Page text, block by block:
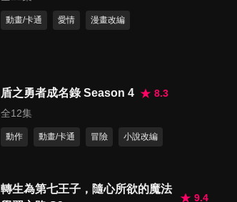
第11集 胸口鬱悶
第12集 幸福
動畫/卡通 愛情 漫畫改編
盾之勇者成名錄 Season 4
8.3
全12集
動作 動畫/卡通 冒險 小說改編
轉生為第七王子，隨心所欲的魔法
9.4